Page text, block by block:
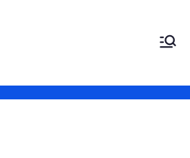
Sızdırmazlık Elemanları,
Bantlar